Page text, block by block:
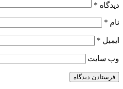
دیدگاه *
نام *
ایمیل *
وب‌ سایت